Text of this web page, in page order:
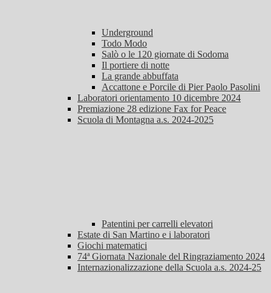
Underground
Todo Modo
Salò o le 120 giornate di Sodoma
Il portiere di notte
La grande abbuffata
Accattone e Porcile di Pier Paolo Pasolini
Laboratori orientamento 10 dicembre 2024
Premiazione 28 edizione Fax for Peace
Scuola di Montagna a.s. 2024-2025
Patentini per carrelli elevatori
Estate di San Martino e i laboratori
Giochi matematici
74ª Giornata Nazionale del Ringraziamento 2024
Internazionalizzazione della Scuola a.s. 2024-25